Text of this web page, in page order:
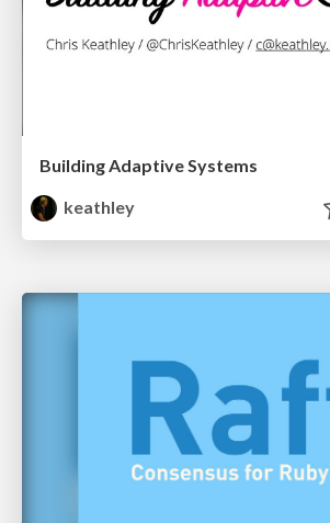
Building Adaptive Systems
keathley